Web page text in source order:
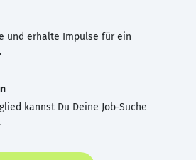
und erhalte Impulse für ein
kannst Du Deine Job-Suche